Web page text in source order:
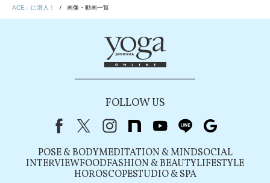
ACE」に潜入！
画像・動画一覧
FOLLOW US
FacebookX（旧Twitter）
instagram
note youtubeline
POSE & BODYMEDITATION & MINDSOCIAL
INTERVIEWFOODFASHION & BEAUTYLIFESTYLE
HOROSCOPESTUDIO & SPA